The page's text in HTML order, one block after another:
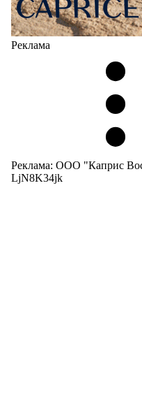
Реклама
Реклама: ООО "Каприс
LjN8K34jk